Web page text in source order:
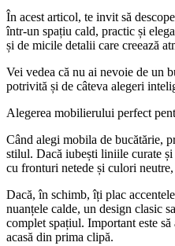
În acest articol, te invit să
într-un spațiu cald, practic și
și de micile detalii care creează
Vei vedea că nu ai nevoie de un
potrivită și de câteva alegeri
Alegerea mobilierului perfect
Când alegi mobila de bucătărie,
stilul. Dacă iubești liniile curate
cu fronturi netede și culori
Dacă, în schimb, îți plac
nuanțele calde, un design clasic
complet spațiul. Important este
acasă din prima clipă.